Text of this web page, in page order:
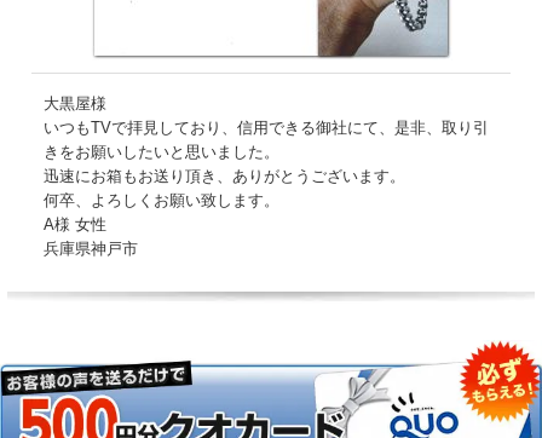
大黒屋様
いつもTVで拝見しており、信用できる御社にて、是非、取り引
きをお願いしたいと思いました。
迅速にお箱もお送り頂き、ありがとうございます。
何卒、よろしくお願い致します。
A様 女性
兵庫県神戸市